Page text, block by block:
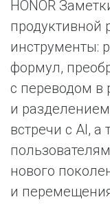
HONOR
продуктивной
инструменты:
формул,
с переводом в
и
встречи с AI, а
нового
и